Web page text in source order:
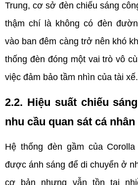
Trung, cơ sở đèn chiếu sáng
thậm chí là không có đèn
vào ban đêm càng trở nên khó
thống đèn đóng một vai trò vô
việc đảm bảo tầm nhìn của tài xế.
2.2. Hiệu suất chiếu
nhu cầu quan sát cá nhân
Hệ thống đèn gầm của
được ánh sáng để di chuyển ở
cơ bản nhưng vẫn tồn tại